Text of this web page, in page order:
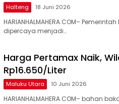
Halteng 18 Juni 2026
HARIANHALMAHERA.COM–
dipercaya menjadi…
Harga Pertamax Naik,
Rp16.650/Liter
Maluku Utara 10 Juni 2026
HARIANHALMAHERA.COM– bahan